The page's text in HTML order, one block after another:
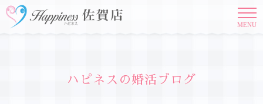
MENU
ハピネスの婚活ブログ